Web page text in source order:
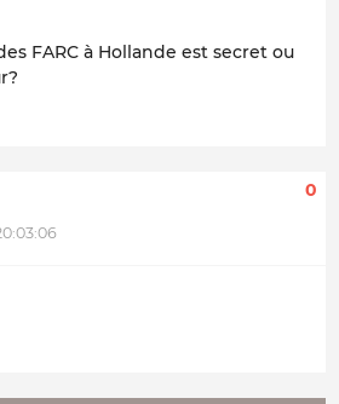
FARC à Hollande est secret ou
0